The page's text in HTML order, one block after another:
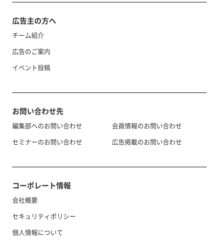
広告主の方へ
チーム紹介
広告のご案内
イベント投稿
お問い合わせ先
編集部へのお問い合わせ
セミナーのお問い合わせ
会員情報のお問い合わせ
広告掲載のお問い合わせ
コーポレート情報
会社概要
セキュリティポリシー
個人情報について